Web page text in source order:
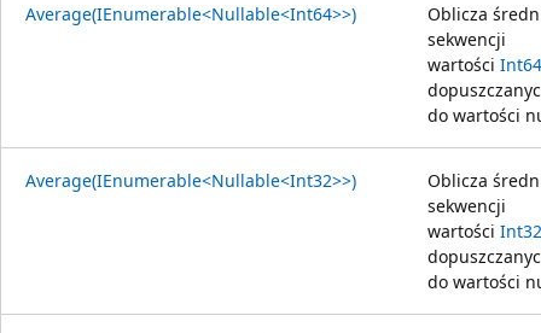
Average(IEnumerable<Nullable<Int64>>)
Oblicza
sekwencji
wartości Int64
do wartości
Average(IEnumerable<Nullable<Int32>>)
Oblicza
sekwencji
wartości Int32
do wartości